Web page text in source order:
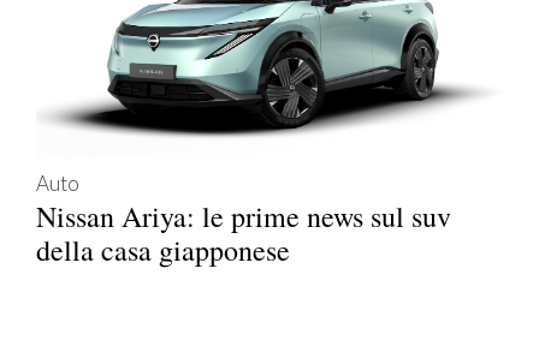
Auto
Nissan Ariya: le prime news sul suv
della casa giapponese